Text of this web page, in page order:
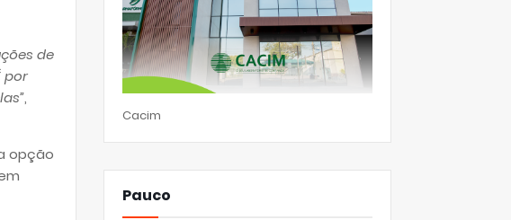
de
por
,
opção
Cacim
Pauco